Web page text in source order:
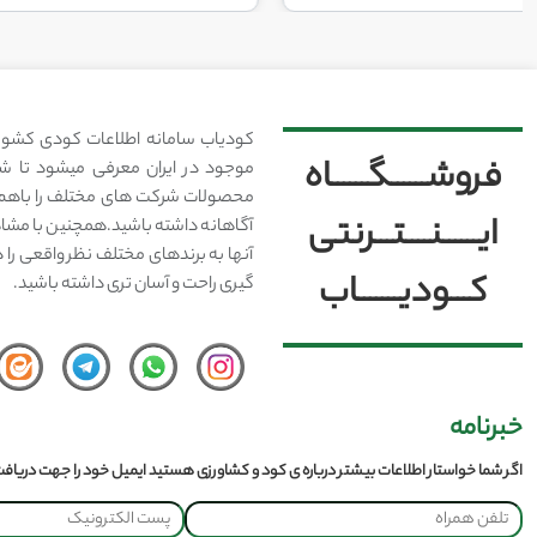
فروشــــــگــــــاه
ایــــــنــــتـــرنتی
کـــودیـــــــاب
کودیاب سامانه اطلاعات کودی
موجود در ایران معرفی میشود تا
محصولات شرکت های مختلف را
آگاهانه داشته باشید.همچنین با
آنها به برندهای مختلف نظر واقعی
گیری راحت و آسان تری داشته باشید.
خبرنامه
اگر شما خواستار اطلاعات بیشتر درباره ی کود و کشاورزی هستید ایمیل خود را جهت